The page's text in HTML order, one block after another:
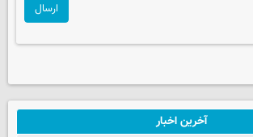
ارسال
آخرین اخبار